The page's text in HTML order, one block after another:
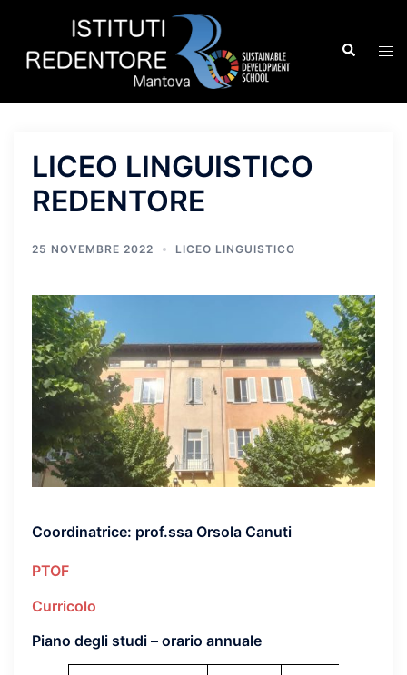
contenuto
Cerca
LICEO LINGUISTICO
REDENTORE
25 NOVEMBRE 2022 LICEO LINGUISTICO
Coordinatrice: prof.ssa Orsola Canuti
PTOF
Curricolo
Piano degli studi – orario annuale